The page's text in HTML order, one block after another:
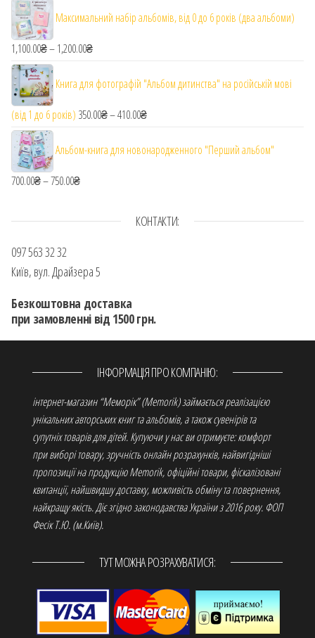
Максимальний набір альбомів, від 0 до 6 років (два альбоми)
1,100.00₴–1,200.00₴
Книга для фотографій "Альбом дитинства" на російській мові
(від 1 до 6 років) 350.00₴–410.00₴
Альбом-книга для новонародженного "Перший альбом"
700.00₴–750.00₴
КОНТАКТИ:
097 563 32 32
Київ, вул. Драйзера 5
Безкоштовна доставка
при замовленні від 1500 грн.
ІНФОРМАЦІЯ ПРО КОМПАНІЮ:
інтернет-магазин “Меморік” (Memorik) займається реалізацією
унікальних авторських книг та альбомів, а також сувенірів та
супутніх товарів для дітей. Купуючи у нас ви отримуєте: комфорт
при виборі товару, зручність онлайн розрахунків, найвигідніші
пропозиції на продукцію Memorik, офіційні товари, фіскалізовані
квитанції, найшвидшу доставку, можливість обміну та повернення,
найкращу якість. Діє згідно законодавства України з 2016 року. ФОП
Фесік Т.Ю. (м.Київ).
ТУТ МОЖНА РОЗРАХУВАТИСЯ: